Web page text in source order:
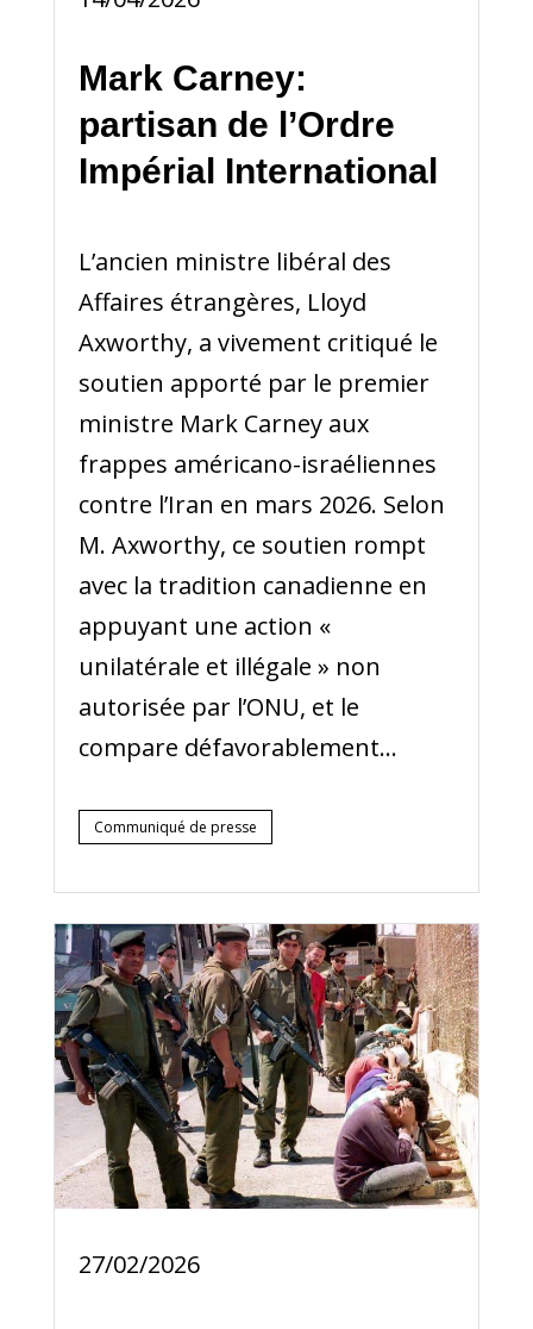
Mark Carney:
partisan de l’Ordre
Impérial International
L’ancien ministre libéral des
Affaires étrangères, Lloyd
Axworthy, a vivement critiqué le
soutien apporté par le premier
ministre Mark Carney aux
frappes américano-israéliennes
contre l’Iran en mars 2026. Selon
M. Axworthy, ce soutien rompt
avec la tradition canadienne en
appuyant une action «
unilatérale et illégale » non
autorisée par l’ONU, et le
compare défavorablement...
Communiqué de presse
27/02/2026